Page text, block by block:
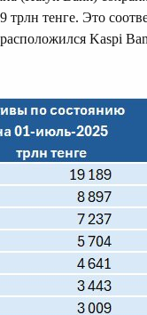
тенге. Это
Kaspi